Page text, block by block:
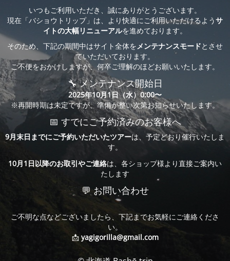
いつもご利用いただき、誠にありがとうございます。
現在「バショウトリップ」は、より快適にご利用いただけるようサ
イトの大幅リニューアルを進めております。
そのため、下記の期間中はサイト全体をメンテナンスモードとさせ
ていただいております。
ご不便をおかけしますが、何卒ご理解のほどお願いいたします。
🔧 メンテナンス開始日
2025年10月1日（水）0:00〜
※再開時期は未定ですが、準備が整い次第お知らせいたします。
📅 すでにご予約済みのお客様へ
9月末日までにご予約いただいたツアーは、予定どおり催行いたしま
す。
10月1日以降のお取引やご連絡は、各ショップ様より直接ご案内い
たします
💬 お問い合わせ
ご不明な点などございましたら、下記までお気軽にご連絡くださ
い。
📩 yagigorilla@gmail.com